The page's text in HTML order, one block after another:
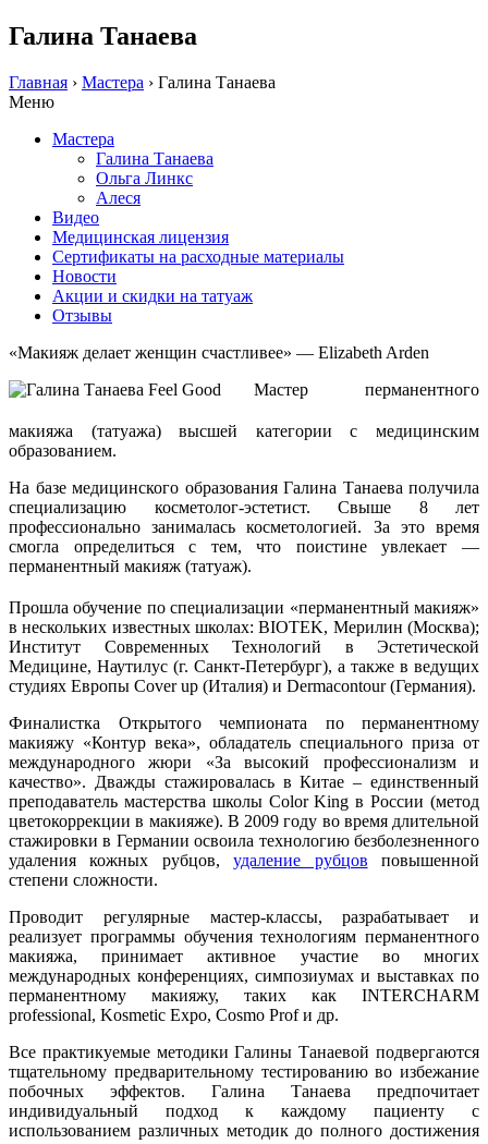
Галина Танаева
Главная › Мастера › Галина Танаева
Меню
Мастера
Галина Танаева
Ольга Линкс
Алеся
Видео
Медицинская лицензия
Сертификаты на расходные материалы
Новости
Акции и скидки на татуаж
Отзывы
«Макияж делает женщин счастливее» — Elizabeth Arden
Мастер перманентного
макияжа (татуажа) высшей категории с медицинским
образованием.
На базе медицинского образования Галина Танаева получила
специализацию косметолог-эстетист. Свыше 8 лет
профессионально занималась косметологией. За это время
смогла определиться с тем, что поистине увлекает —
перманентный макияж (татуаж).
Прошла обучение по специализации «перманентный макияж»
в нескольких известных школах: BIOTEK, Мерилин (Москва);
Институт Современных Технологий в Эстетической
Медицине, Наутилус (г. Санкт-Петербург), а также в ведущих
студиях Европы Cover up (Италия) и Dermacontour (Германия).
Финалистка Открытого чемпионата по перманентному
макияжу «Контур века», обладатель специального приза от
международного жюри «За высокий профессионализм и
качество». Дважды стажировалась в Китае – единственный
преподаватель мастерства школы Color King в России (метод
цветокоррекции в макияже). В 2009 году во время длительной
стажировки в Германии освоила технологию безболезненного
удаления кожных рубцов,удаление рубцов повышенной
степени сложности.
Проводит регулярные мастер-классы, разрабатывает и
реализует программы обучения технологиям перманентного
макияжа, принимает активное участие во многих
международных конференциях, симпозиумах и выставках по
перманентному макияжу, таких как INTERCHARM
professional, Kosmetic Expo, Cosmo Prof и др.
Все практикуемые методики Галины Танаевой подвергаются
тщательному предварительному тестированию во избежание
побочных эффектов. Галина Танаева предпочитает
индивидуальный подход к каждому пациенту с
использованием различных методик до полного достижения